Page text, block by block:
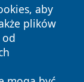
aby
plików